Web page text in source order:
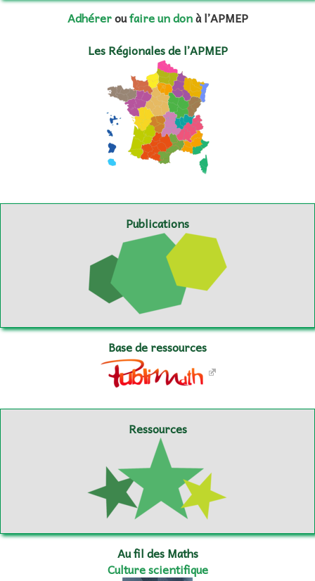
Adhéreroufaire un donà l’APMEP
Les Régionales de l’APMEP
Publications
Base de ressources
Ressources
Au fil des Maths
Culture scientifique